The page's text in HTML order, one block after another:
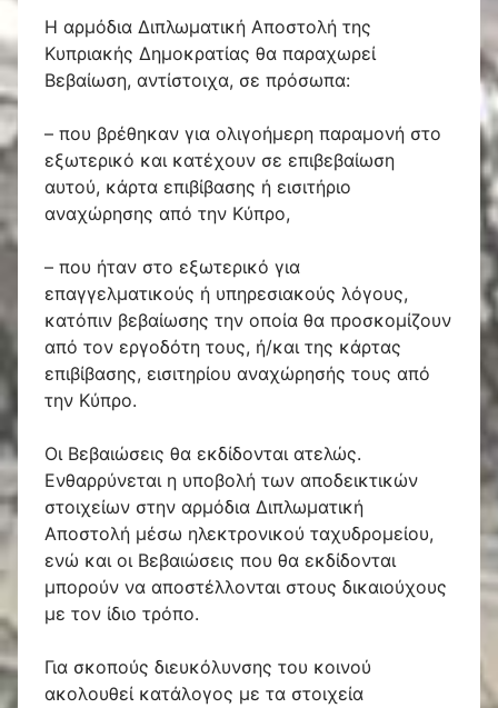
Η αρμόδια Διπλωματική Αποστολή της
Κυπριακής Δημοκρατίας θα παραχωρεί
Βεβαίωση, αντίστοιχα, σε πρόσωπα:
– που βρέθηκαν για ολιγοήμερη παραμονή στο
εξωτερικό και κατέχουν σε επιβεβαίωση
αυτού, κάρτα επιβίβασης ή εισιτήριο
αναχώρησης από την Κύπρο,
– που ήταν στο εξωτερικό για
επαγγελματικούς ή υπηρεσιακούς λόγους,
κατόπιν βεβαίωσης την οποία θα προσκομίζουν
από τον εργοδότη τους, ή/και της κάρτας
επιβίβασης, εισιτηρίου αναχώρησής τους από
την Κύπρο.
Οι Βεβαιώσεις θα εκδίδονται ατελώς.
Ενθαρρύνεται η υποβολή των αποδεικτικών
στοιχείων στην αρμόδια Διπλωματική
Αποστολή μέσω ηλεκτρονικού ταχυδρομείου,
ενώ και οι Βεβαιώσεις που θα εκδίδονται
μπορούν να αποστέλλονται στους δικαιούχους
με τον ίδιο τρόπο.
Για σκοπούς διευκόλυνσης του κοινού
ακολουθεί κατάλογος με τα στοιχεία